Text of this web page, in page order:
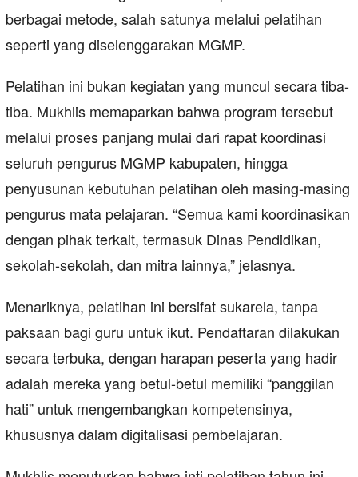
berbagai metode, salah satunya melalui pelatihan
seperti yang diselenggarakan MGMP.
Pelatihan ini bukan kegiatan yang muncul secara tiba-
tiba. Mukhlis memaparkan bahwa program tersebut
melalui proses panjang mulai dari rapat koordinasi
seluruh pengurus MGMP kabupaten, hingga
penyusunan kebutuhan pelatihan oleh masing-masing
pengurus mata pelajaran. “Semua kami koordinasikan
dengan pihak terkait, termasuk Dinas Pendidikan,
sekolah-sekolah, dan mitra lainnya,” jelasnya.
Menariknya, pelatihan ini bersifat sukarela, tanpa
paksaan bagi guru untuk ikut. Pendaftaran dilakukan
secara terbuka, dengan harapan peserta yang hadir
adalah mereka yang betul-betul memiliki “panggilan
hati” untuk mengembangkan kompetensinya,
khususnya dalam digitalisasi pembelajaran.